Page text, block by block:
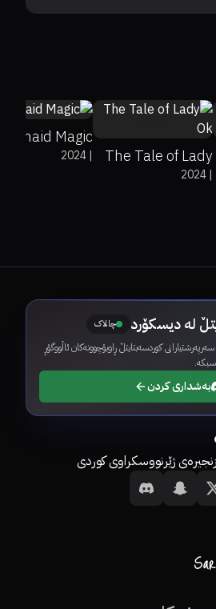
0
0%
0%
The Tale of Lady
Ok|
2024
Magic
|
2024
لە دیسکۆرد چالاک
کوردسەبتایتڵ ڕاوبۆچوونەکان ئاڵووگۆڕ
بەشداری کردن
ژێرنووسکراوی کوردی